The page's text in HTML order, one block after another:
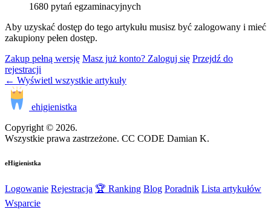
1680 pytań egzaminacyjnych
Aby uzyskać dostęp do tego artykułu musisz być zalogowany i mieć
zakupiony pełen dostęp.
Zakup pełną wersję Masz już konto? Zaloguj się Przejdź do
rejestracji
← Wyświetl wszystkie artykuły
ehigienistka
Copyright © 2026.
Wszystkie prawa zastrzeżone. CC CODE Damian K.
eHigienistka
Logowanie Rejestracja 🏆 Ranking Blog Poradnik Lista artykułów
Wsparcie